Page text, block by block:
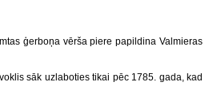
ģerboņa vērša piere papildina Valmieras
sāk uzlaboties tikai pēc 1785. gada, kad